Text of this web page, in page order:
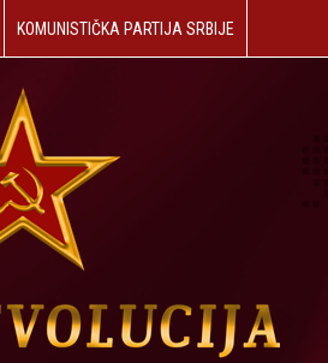
KOMUNISTIČKA PARTIJA SRBIJE